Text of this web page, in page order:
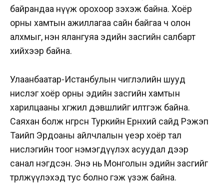
байрандаа нүүж орохоор зэхэж байна. Хоёр
орны хамтын ажиллагаа сайн байгаа ч олон
алхмыг, нэн ялангуяа эдийн засгийн салбарт
хийхээр байна.
Улаанбаатар-Истанбулын чиглэлийн шууд
нислэг хоёр орны эдийн засгийн хамтын
харилцааны хөгжил дэвшлийг илтгэж байна.
Саяхан болж өнгөрсөн Туркийн Ерөнхий сайд Рэжэп
Таийп Эрдоаны айлчлалын үеэр хоёр тал
нислэгийн тоог нэмэгдүүлэх асуудал дээр
санал нэгдсэн. Энэ нь Монголын эдийн засгийг
төрөлжүүлэхэд тус болно гэж үзэж байна.